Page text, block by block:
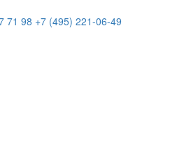
71 98 +7 (495) 221-06-49